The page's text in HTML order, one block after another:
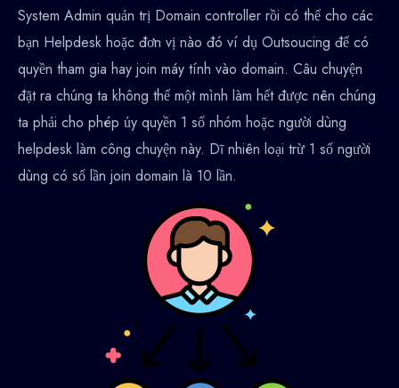
System Admin quản trị Domain controller rồi có thể cho các
bạn Helpdesk hoặc đơn vị nào đó ví dụ Outsoucing để có
quyền tham gia hay join máy tính vào domain. Câu chuyện
đặt ra chúng ta không thể một mình làm hết được nên chúng
ta phải cho phép ủy quyền 1 số nhóm hoặc người dùng
helpdesk làm công chuyện này. Dĩ nhiên loại trừ 1 số người
dùng có số lần join domain là 10 lần.